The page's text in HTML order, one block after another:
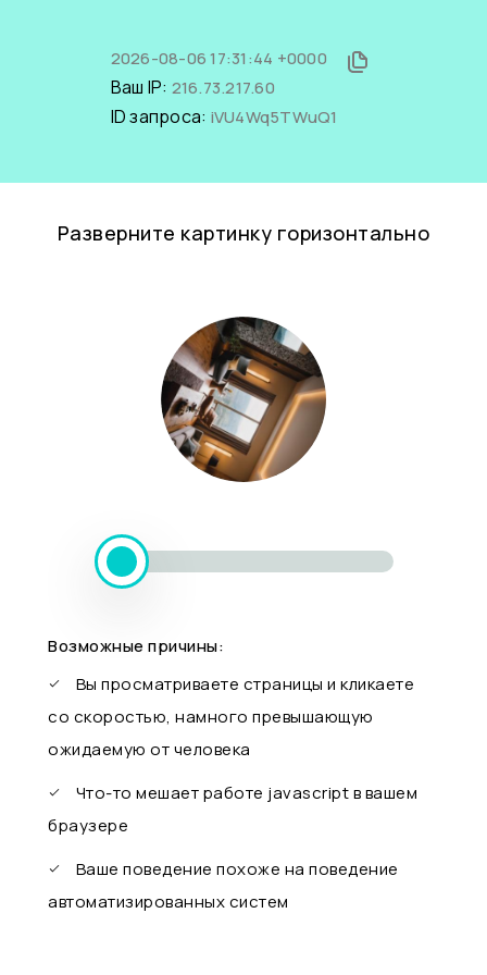
2026-08-06 17:31:44 +0000
Ваш IP: 216.73.217.60
ID запроса: iVU4Wq5TWuQ1
Разверните картинку горизонтально
Возможные причины:
Вы просматриваете страницы и кликаете
со скоростью, намного превышающую
ожидаемую от человека
Что-то мешает работе javascript в вашем
браузере
Ваше поведение похоже на поведение
автоматизированных систем